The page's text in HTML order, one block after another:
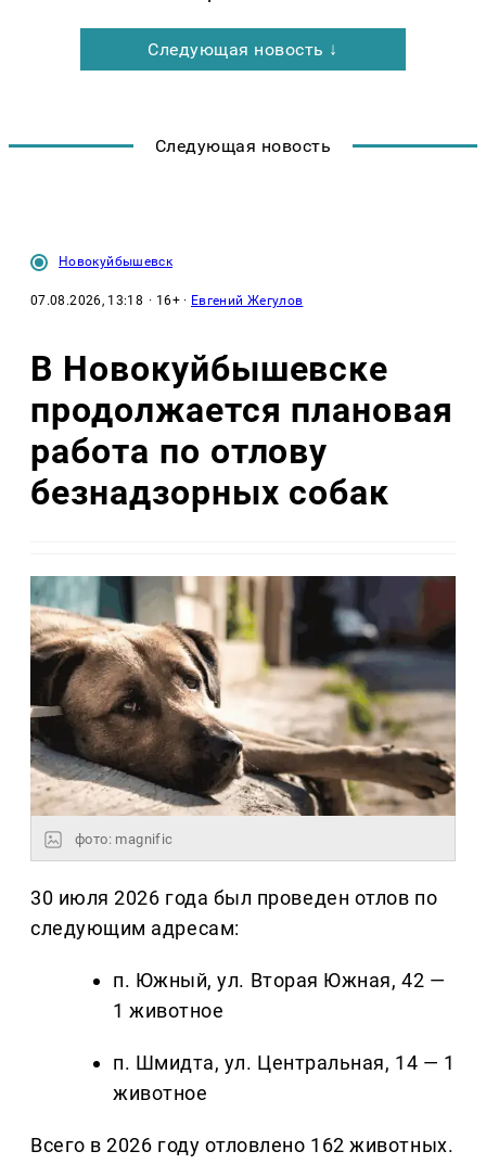
Следующая новость ↓
Следующая новость
Новокуйбышевск
07.08.2026, 13:18 · 16+ · Евгений Жегулов
В Новокуйбышевске
продолжается плановая
работа по отлову
безнадзорных собак
фото: magnific
30 июля 2026 года был проведен отлов по
следующим адресам:
п. Южный, ул. Вторая Южная, 42 —
1 животное
п. Шмидта, ул. Центральная, 14 — 1
животное
Всего в 2026 году отловлено 162 животных.